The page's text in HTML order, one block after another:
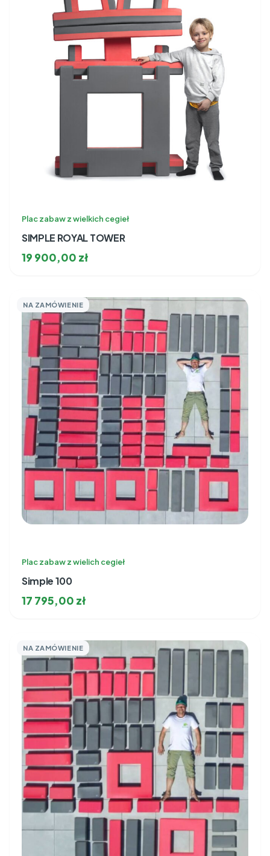
Plac zabaw z wielkich cegieł
SIMPLE ROYAL TOWER
19 900,00 zł
NA ZAMÓWIENIE
Plac zabaw z wielich cegieł
Simple 100
17 795,00 zł
NA ZAMÓWIENIE